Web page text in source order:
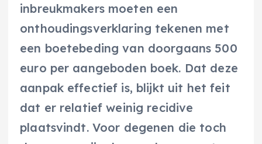
inbreukmakers moeten een
onthoudingsverklaring tekenen met
een boetebeding van doorgaans 500
euro per aangeboden boek. Dat deze
aanpak effectief is, blijkt uit het feit
dat er relatief weinig recidive
plaatsvindt. Voor degenen die toch